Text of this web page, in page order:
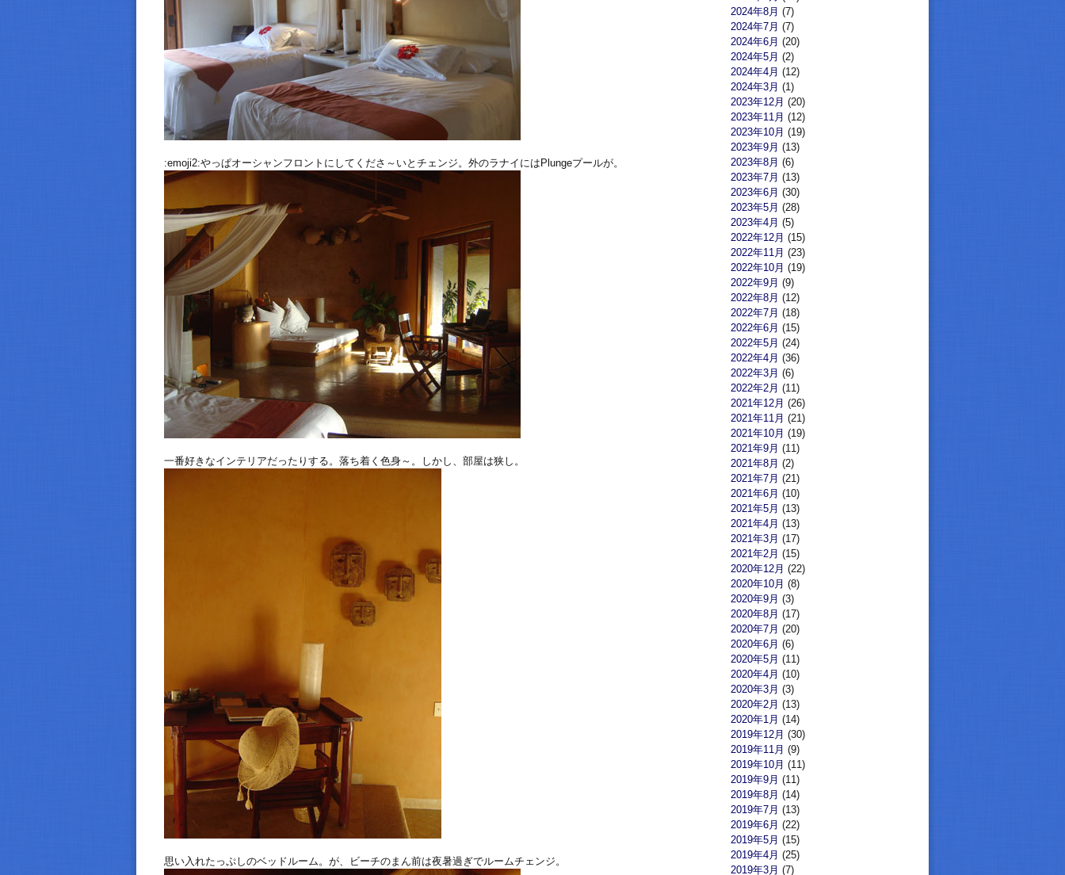
:emoji2:やっぱオーシャンフロントにしてくださ～いとチェンジ。外のラナイにはPlungeプールが。
一番好きなインテリアだったりする。落ち着く色身～。しかし、部屋は狭し。
思い入れたっぷしのベッドルーム。が、ビーチのまん前は夜暑過ぎでルームチェンジ。
2024年8月 (7)
2024年7月 (7)
2024年6月 (20)
2024年5月 (2)
2024年4月 (12)
2024年3月 (1)
2023年12月 (20)
2023年11月 (12)
2023年10月 (19)
2023年9月 (13)
2023年8月 (6)
2023年7月 (13)
2023年6月 (30)
2023年5月 (28)
2023年4月 (5)
2022年12月 (15)
2022年11月 (23)
2022年10月 (19)
2022年9月 (9)
2022年8月 (12)
2022年7月 (18)
2022年6月 (15)
2022年5月 (24)
2022年4月 (36)
2022年3月 (6)
2022年2月 (11)
2021年12月 (26)
2021年11月 (21)
2021年10月 (19)
2021年9月 (11)
2021年8月 (2)
2021年7月 (21)
2021年6月 (10)
2021年5月 (13)
2021年4月 (13)
2021年3月 (17)
2021年2月 (15)
2020年12月 (22)
2020年10月 (8)
2020年9月 (3)
2020年8月 (17)
2020年7月 (20)
2020年6月 (6)
2020年5月 (11)
2020年4月 (10)
2020年3月 (3)
2020年2月 (13)
2020年1月 (14)
2019年12月 (30)
2019年11月 (9)
2019年10月 (11)
2019年9月 (11)
2019年8月 (14)
2019年7月 (13)
2019年6月 (22)
2019年5月 (15)
2019年4月 (25)
2019年3月 (7)